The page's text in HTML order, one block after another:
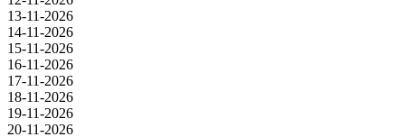
13-11-2026
14-11-2026
15-11-2026
16-11-2026
17-11-2026
18-11-2026
19-11-2026
20-11-2026